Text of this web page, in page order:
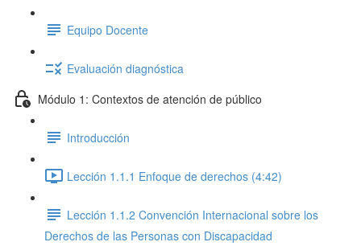
Equipo Docente
Evaluación diagnóstica
Módulo 1: Contextos de atención de público
Introducción
Lección 1.1.1 Enfoque de derechos (4:42)
Lección 1.1.2 Convención Internacional sobre los
Derechos de las Personas con Discapacidad